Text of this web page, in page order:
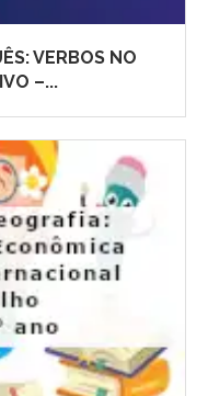
VERBOS NO
–...